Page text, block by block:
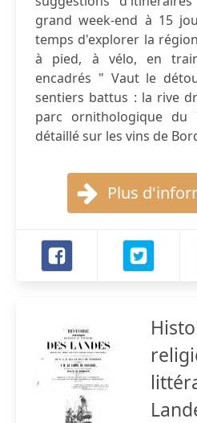
grand week-end à 15
temps d'explorer la
à pied, à vélo, en
encadrés " Vaut le
sentiers battus : la rive
parc ornithologique du
détaillé sur les vins de
Plus